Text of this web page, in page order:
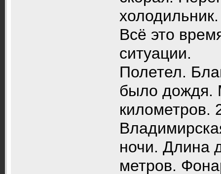
холодильник.
Всё это
ситуации.
Полетел.
было дождя.
километров.
ночи. Длина
метров.